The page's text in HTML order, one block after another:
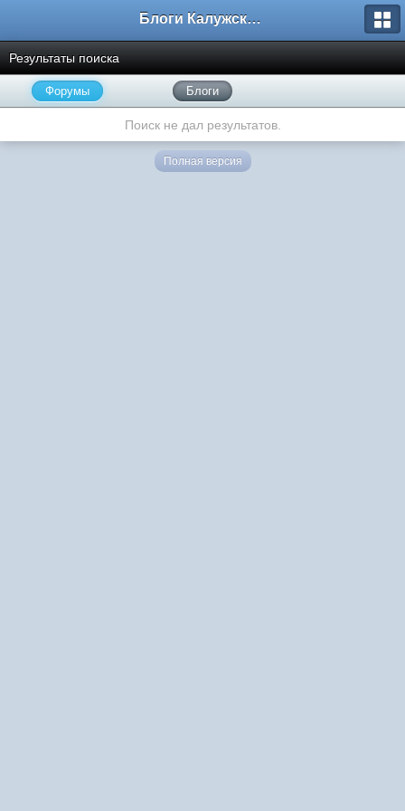
Блоги Калужского перекрестка
Результаты поиска
Форумы Блоги
Поиск не дал результатов.
Полная версия